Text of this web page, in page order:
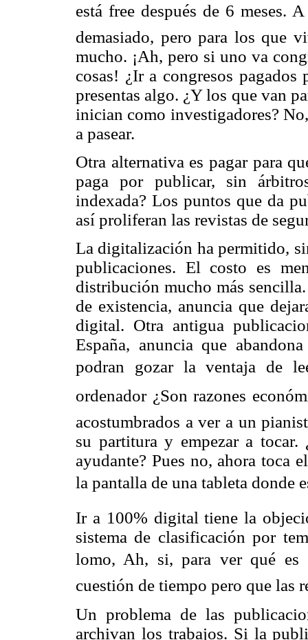
está free después de 6
demasiado, pero para los que
mucho. ¡Ah, pero si uno va
cosas! ¿Ir a congresos
presentas algo. ¿Y los que van
inician como investigadores?
a pasear.
Otra alternativa es pagar para
paga por publicar, sin
indexada? Los puntos que da
así proliferan las revistas de
La digitalización ha permitido,
publicaciones. El costo es
distribución mucho más
de existencia, anuncia que
digital. Otra antigua
España, anuncia que
podran gozar la ventaja de
ordenador ¿Son razones
acostumbrados a ver a un
su partitura y empezar a
ayudante? Pues no, ahora toca
la pantalla de una tableta donde
Ir a 100% digital tiene la
sistema de clasificación por
lomo, Ah, si, para ver qué
cuestión de tiempo pero que las
Un problema de las
archivan los trabajos. Si la